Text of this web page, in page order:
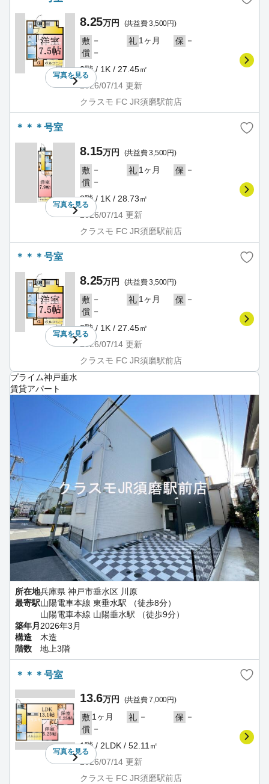
写真を見る
8.25万円 (共益費 3,500円)
敷 － 礼 1ヶ月 保 －
償 －
2階 / 1K / 27.45㎡
2026/07/14 更新
クラスモ FC JR須磨駅前店
＊＊＊号室
写真を見る
8.15万円 (共益費 3,500円)
敷 － 礼 1ヶ月 保 －
償 －
3階 / 1K / 28.73㎡
2026/07/14 更新
クラスモ FC JR須磨駅前店
＊＊＊号室
写真を見る
8.25万円 (共益費 3,500円)
敷 － 礼 1ヶ月 保 －
償 －
3階 / 1K / 27.45㎡
2026/07/14 更新
クラスモ FC JR須磨駅前店
プライム神戸垂水
賃貸アパート
所在地兵庫県 神戸市垂水区 川原
最寄駅山陽電車本線 東垂水駅 （徒歩8分）
山陽電車本線 山陽垂水駅 （徒歩9分）
築年月 2026年3月
構造
木造
階数
地上3階
＊＊＊号室
写真を見る
13.6万円 (共益費 7,000円)
敷 1ヶ月 礼 － 保 －
償 －
1階 / 2LDK / 52.11㎡
2026/07/14 更新
クラスモ FC JR須磨駅前店